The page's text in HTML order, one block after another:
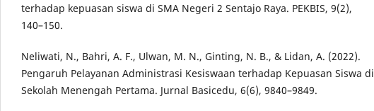
terhadap kepuasan siswa di SMA Negeri 2 Sentajo Raya. PEKBIS, 9(2),
140–150.
Neliwati, N., Bahri, A. F., Ulwan, M. N., Ginting, N. B., & Lidan, A. (2022).
Pengaruh Pelayanan Administrasi Kesiswaan terhadap Kepuasan Siswa di
Sekolah Menengah Pertama. Jurnal Basicedu, 6(6), 9840–9849.